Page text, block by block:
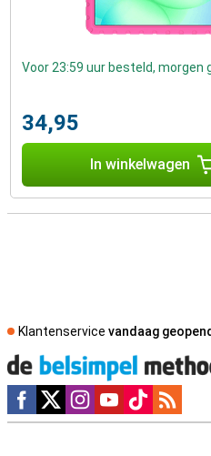
Voor 23:59 uur besteld, morgen
34,95
In winkelwagen
Klantenservice vandaag geopend
Social media